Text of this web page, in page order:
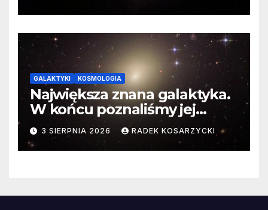
GALAKTYKI KOSMOLOGIA
Największa znana galaktyka.
W końcu poznaliśmy jej
faktyczne wymiary
3 SIERPNIA 2026 RADEK KOSARZYCKI